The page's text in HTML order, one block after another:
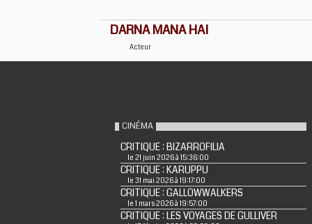
DARNA MANA HAI
Acteur
CINÉMA
CRITIQUE : BIZARROFILIA
le 21 juin 2026 à 15:36:00
CRITIQUE : KARUPPU
le 31 mai 2026 à 19:17:00
CRITIQUE : GALLOWWALKERS
le 1 mars 2026 à 19:57:00
CRITIQUE : LES VOYAGES DE GULLIVER